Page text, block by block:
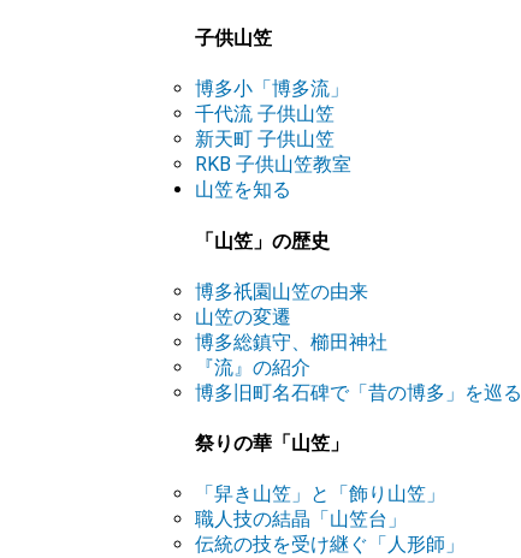
子供山笠
博多小「博多流」
千代流 子供山笠
新天町 子供山笠
RKB 子供山笠教室
山笠を知る
「山笠」の歴史
博多祇園山笠の由来
山笠の変遷
博多総鎮守、櫛田神社
『流』の紹介
博多旧町名石碑で「昔の博多」を巡る
祭りの華「山笠」
「舁き山笠」と「飾り山笠」
職人技の結晶「山笠台」
伝統の技を受け継ぐ「人形師」